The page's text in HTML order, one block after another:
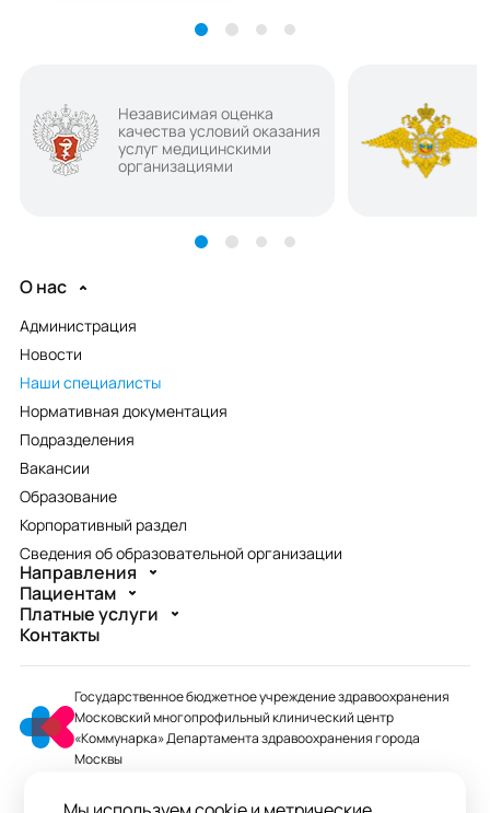
Независимая оценка
качества условий оказания
услуг медицинскими
организациями
О нас
Администрация
Новости
Наши специалисты
Нормативная документация
Подразделения
Вакансии
Образование
Корпоративный раздел
Сведения об образовательной организации
Направления
Пациентам
Платные услуги
Контакты
Государственное бюджетное учреждение здравоохранения
Московский многопрофильный клинический центр
«Коммунарка» Департамента здравоохранения города
Москвы